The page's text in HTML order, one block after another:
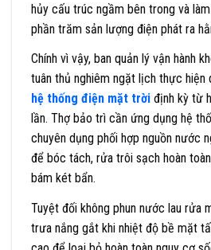
hủy cấu trúc ngầm bên trong và
phần trăm sản lượng điện phát ra
Chính vì vậy, ban quản lý vận hành
tuân thủ nghiêm ngặt lịch thực hiện
hệ thống điện mặt trời định kỳ từ
lần. Thợ bảo trì cần ứng dụng hệ
chuyên dụng phối hợp nguồn nước
để bóc tách, rửa trôi sạch hoàn
bám két bẩn.
Tuyệt đối không phun nước lau rửa
trưa nắng gắt khi nhiệt độ bề mặt